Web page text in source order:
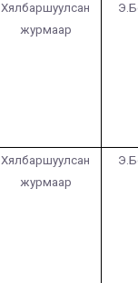
Хялбаршуулсан
журмаар
Хялбаршуулсан
журмаар